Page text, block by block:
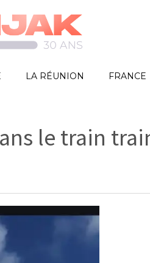
LA RÉUNION FRANCE
le train